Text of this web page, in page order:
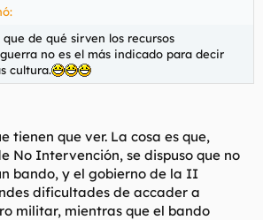
de qué sirven los recursos
no es el más indicado para decir
cultura.
tienen que ver. La cosa es que,
No Intervención, se dispuso que no
bando, y el gobierno de la II
dificultades de accader a
militar, mientras que el bando